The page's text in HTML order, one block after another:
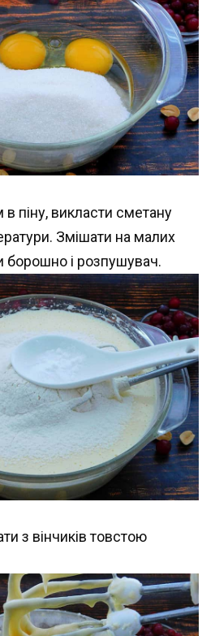
піну, викласти сметану
Змішати на малих
борошно і розпушувач.
з вінчиків товстою